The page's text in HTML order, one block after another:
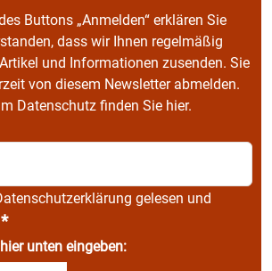
Buttons „Anmelden“ erklären Sie
dass wir Ihnen regelmäßig
und Informationen zusenden. Sie
von diesem Newsletter abmelden.
Datenschutz finden Sie hier.
gelesen und
*
unten eingeben: